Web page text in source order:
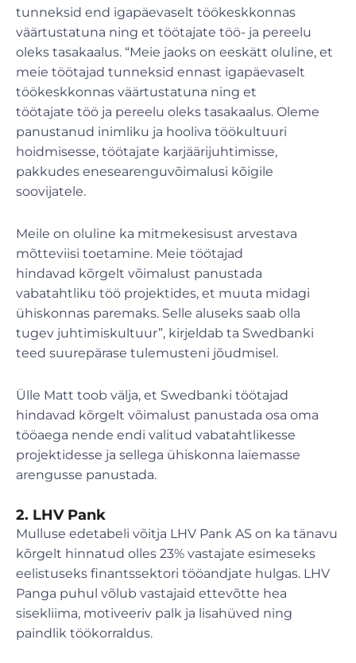
tunneksid end igapäevaselt töökeskkonnas
väärtustatuna ning et töötajate töö- ja pereelu
oleks tasakaalus. “Meie jaoks on eeskätt oluline, et
meie töötajad tunneksid ennast igapäevaselt
töökeskkonnas väärtustatuna ning et
töötajate töö ja pereelu oleks tasakaalus. Oleme
panustanud inimliku ja hooliva töökultuuri
hoidmisesse, töötajate karjäärijuhtimisse,
pakkudes enesearenguvõimalusi kõigile
soovijatele.
Meile on oluline ka mitmekesisust arvestava
mõtteviisi toetamine. Meie töötajad
hindavad kõrgelt võimalust panustada
vabatahtliku töö projektides, et muuta midagi
ühiskonnas paremaks. Selle aluseks saab olla
tugev juhtimiskultuur”, kirjeldab ta Swedbanki
teed suurepärase tulemusteni jõudmisel.
Ülle Matt toob välja, et Swedbanki töötajad
hindavad kõrgelt võimalust panustada osa oma
tööaega nende endi valitud vabatahtlikesse
projektidesse ja sellega ühiskonna laiemasse
arengusse panustada.
2. LHV Pank
Mulluse edetabeli võitja LHV Pank AS on ka tänavu
kõrgelt hinnatud olles 23% vastajate esimeseks
eelistuseks finantssektori tööandjate hulgas. LHV
Panga puhul võlub vastajaid ettevõtte hea
sisekliima, motiveeriv palk ja lisahüved ning
paindlik töökorraldus.